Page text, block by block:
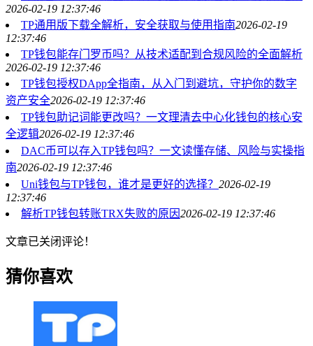
2026-02-19 12:37:46
TP通用版下载全解析，安全获取与使用指南2026-02-19
12:37:46
TP钱包能存门罗币吗？从技术适配到合规风险的全面解析
2026-02-19 12:37:46
TP钱包授权DApp全指南，从入门到避坑，守护你的数字
资产安全2026-02-19 12:37:46
TP钱包助记词能更改吗？一文理清去中心化钱包的核心安
全逻辑2026-02-19 12:37:46
DAC币可以存入TP钱包吗？一文读懂存储、风险与实操指
南2026-02-19 12:37:46
Uni钱包与TP钱包，谁才是更好的选择？ 2026-02-19
12:37:46
解析TP钱包转账TRX失败的原因2026-02-19 12:37:46
文章已关闭评论！
猜你喜欢